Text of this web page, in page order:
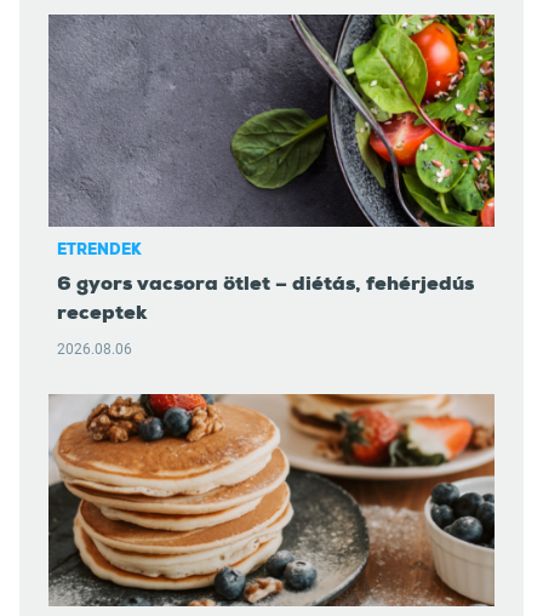
ÉTRENDEK
6 gyors vacsora ötlet – diétás, fehérjedús
receptek
2026.08.06